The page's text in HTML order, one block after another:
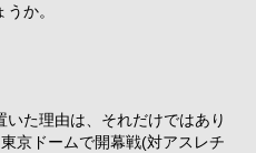
か。
た理由は、それだけではあり
京ドームで開幕戦(対アスレチ